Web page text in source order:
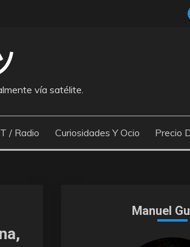
vía satélite.
/ Radio Curiosidades Y Ocio Precio
Manuel